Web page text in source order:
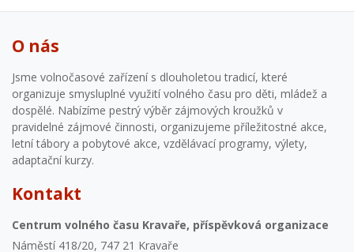
O nás
Jsme volnočasové zařízení s dlouholetou tradicí, které
organizuje smysluplné využití volného času pro děti, mládež a
dospělé. Nabízíme pestrý výběr zájmových kroužků v
pravidelné zájmové činnosti, organizujeme příležitostné akce,
letní tábory a pobytové akce, vzdělávací programy, výlety,
adaptační kurzy.
Kontakt
Centrum volného času Kravaře, příspěvková organizace
Náměstí 418/20, 747 21 Kravaře